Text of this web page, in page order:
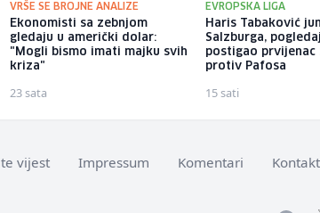
VRŠE SE BROJNE ANALIZE
Ekonomisti sa zebnjom
gledaju u američki dolar:
"Mogli bismo imati majku svih
kriza"
23 sata
EVROPSKA LIGA
Haris Tabaković
Salzburga,
postigao prvijenac
protiv Pafosa
15 sati
vijest Impressum Komentari Kontakt